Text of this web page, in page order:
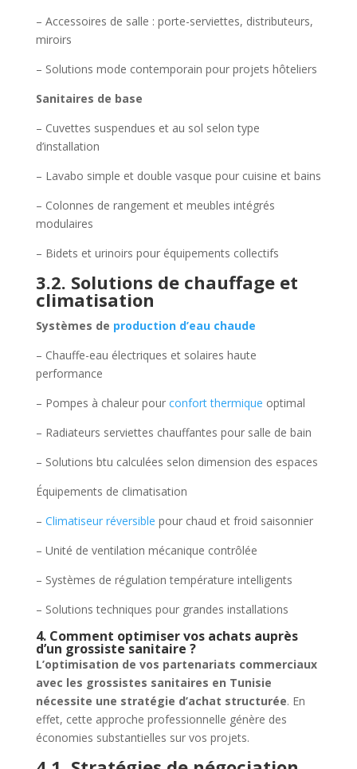
– Accessoires de salle : porte-serviettes, distributeurs,
miroirs
– Solutions mode contemporain pour projets hôteliers
Sanitaires de base
– Cuvettes suspendues et au sol selon type
d’installation
– Lavabo simple et double vasque pour cuisine et bains
– Colonnes de rangement et meubles intégrés
modulaires
– Bidets et urinoirs pour équipements collectifs
3.2. Solutions de chauffage et
climatisation
Systèmes de production d’eau chaude
– Chauffe-eau électriques et solaires haute
performance
– Pompes à chaleur pour confort thermique optimal
– Radiateurs serviettes chauffantes pour salle de bain
– Solutions btu calculées selon dimension des espaces
Équipements de climatisation
– Climatiseur réversible pour chaud et froid saisonnier
– Unité de ventilation mécanique contrôlée
– Systèmes de régulation température intelligents
– Solutions techniques pour grandes installations
4. Comment optimiser vos achats auprès
d’un grossiste sanitaire ?
L’optimisation de vos partenariats commerciaux
avec les grossistes sanitaires en Tunisie
nécessite une stratégie d’achat structurée. En
effet, cette approche professionnelle génère des
économies substantielles sur vos projets.